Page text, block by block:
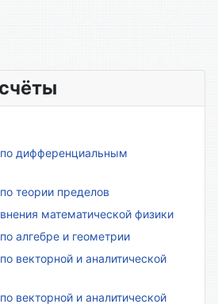
№ 29
дифференциальным
теории пределов
математической физики
алгебре и геометрии
векторной и аналитической
векторной и аналитической